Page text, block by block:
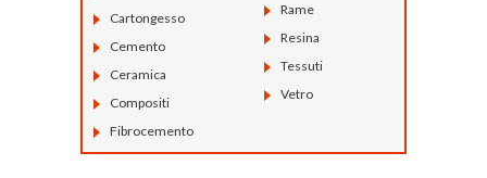
Cartongesso
Cemento
Ceramica
Compositi
Fibrocemento
Rame
Resina
Tessuti
Vetro